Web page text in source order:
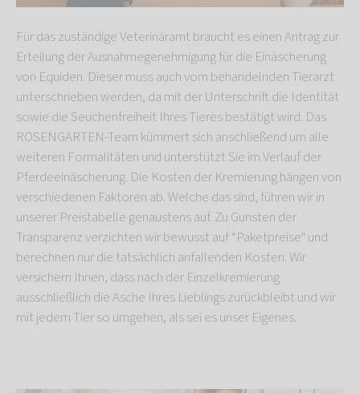
Für das zuständige Veterinäramt braucht es einen Antrag zur
Erteilung der Ausnahmegenehmigung für die Einäscherung
von Equiden. Dieser muss auch vom behandelnden Tierarzt
unterschrieben werden, da mit der Unterschrift die Identität
sowie die Seuchenfreiheit Ihres Tieres bestätigt wird. Das
ROSENGARTEN-Team kümmert sich anschließend um alle
weiteren Formalitäten und unterstützt Sie im Verlauf der
Pferdeeinäscherung. Die Kosten der Kremierung hängen von
verschiedenen Faktoren ab. Welche das sind, führen wir in
unserer Preistabelle genaustens auf. Zu Gunsten der
Transparenz verzichten wir bewusst auf “Paketpreise" und
berechnen nur die tatsächlich anfallenden Kosten. Wir
versichern Ihnen, dass nach der Einzelkremierung
ausschließlich die Asche Ihres Lieblings zurückbleibt und wir
mit jedem Tier so umgehen, als sei es unser Eigenes.